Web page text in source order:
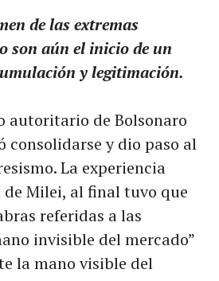
de las extremas
son aún el inicio de un
y legitimación.
autoritario de Bolsonaro
consolidarse y dio paso al
La experiencia
Milei, al final tuvo que
referidas a las
invisible del mercado”
la mano visible del